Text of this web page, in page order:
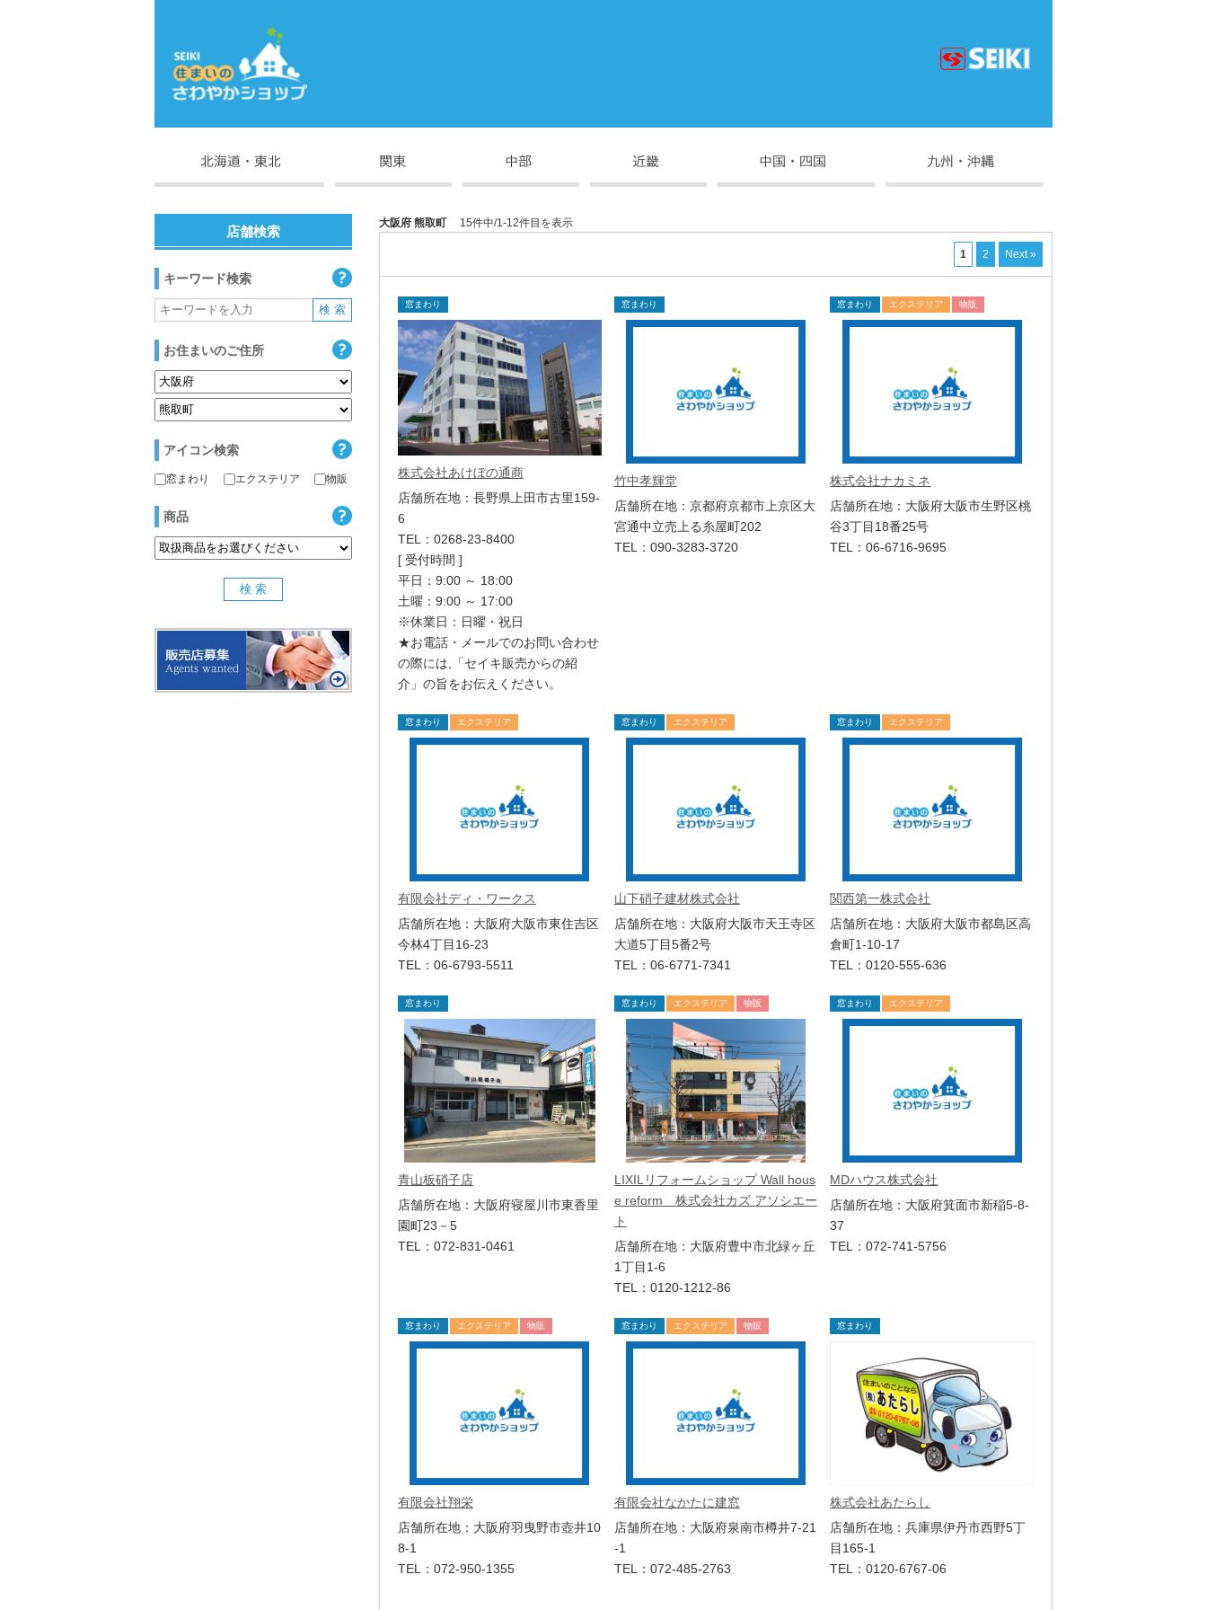
大阪府 熊取町 15件中/1-12件目を表示
1 2 Next »
窓まわり
株式会社あけぼの通商
店舗所在地：長野県上田市古里159-
6
TEL：0268-23-8400
[ 受付時間 ]
平日：9:00 ～ 18:00
土曜：9:00 ～ 17:00
※休業日：日曜・祝日
★お電話・メールでのお問い合わせ
の際には,「セイキ販売からの紹
介」の旨をお伝えください。
窓まわり
竹中孝輝堂
店舗所在地：京都府京都市上京区大
宮通中立売上る糸屋町202
TEL：090-3283-3720
窓まわり エクステリア 物販
株式会社ナカミネ
店舗所在地：大阪府大阪市生野区桃
谷3丁目18番25号
TEL：06-6716-9695
窓まわり エクステリア
有限会社ディ・ワークス
店舗所在地：大阪府大阪市東住吉区
今林4丁目16-23
TEL：06-6793-5511
窓まわり エクステリア
山下硝子建材株式会社
店舗所在地：大阪府大阪市天王寺区
大道5丁目5番2号
TEL：06-6771-7341
窓まわり エクステリア
関西第一株式会社
店舗所在地：大阪府大阪市都島区高
倉町1-10-17
TEL：0120-555-636
窓まわり
青山板硝子店
店舗所在地：大阪府寝屋川市東香里
園町23－5
TEL：072-831-0461
窓まわり エクステリア 物販
LIXILリフォームショップ Wall hous
e reform 株式会社カズ アソシエー
ト
店舗所在地：大阪府豊中市北緑ヶ丘
1丁目1-6
TEL：0120-1212-86
窓まわり エクステリア
MDハウス株式会社
店舗所在地：大阪府箕面市新稲5-8-
37
TEL：072-741-5756
窓まわり エクステリア 物販
有限会社翔栄
店舗所在地：大阪府羽曳野市壺井10
8-1
TEL：072-950-1355
窓まわり エクステリア 物販
有限会社なかたに建窓
店舗所在地：大阪府泉南市樽井7-21
-1
TEL：072-485-2763
窓まわり
株式会社あたらし
店舗所在地：兵庫県伊丹市西野5丁
目165-1
TEL：0120-6767-06
店舗検索
キーワード検索
お住まいのご住所
アイコン検索
窓まわり エクステリア 物販
商品